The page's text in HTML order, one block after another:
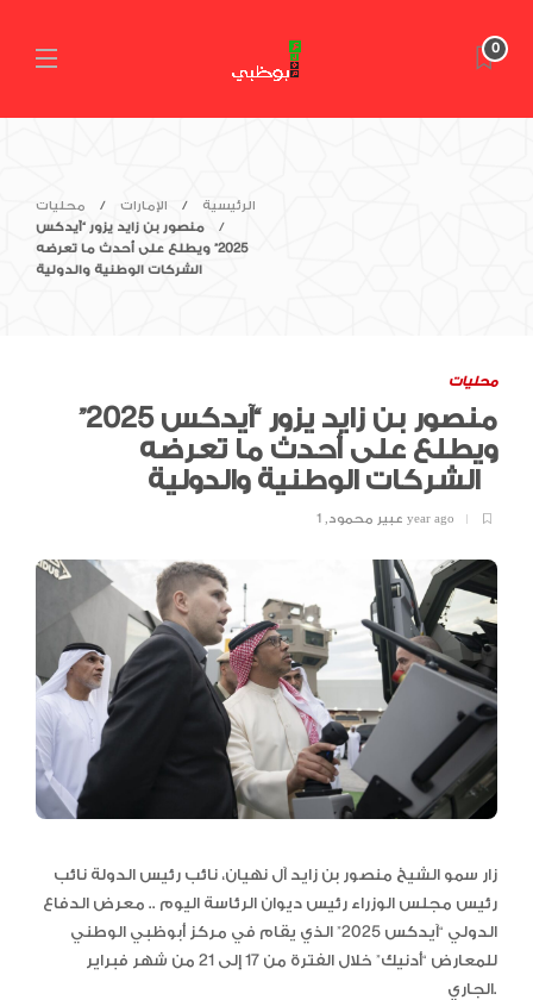
0
الرئيسية الإمارات
محليات
منصور بن زايد يزور “آيدكس
2025” ويطلع على أحدث ما تعرضه
الشركات الوطنية والدولية
محليات
منصور بن زايد يزور “آيدكس 2025”
ويطلع على أحدث ما تعرضه
عبير محمود, 1 year ago
زار سمو الشيخ منصور بن زايد آل نهيان، نائب رئيس الدولة نائب
رئيس مجلس الوزراء رئيس ديوان الرئاسة اليوم .. معرض الدفاع
الدولي “آيدكس 2025” الذي يقام في مركز أبوظبي الوطني
للمعارض “أدنيك” خلال الفترة من 17 إلى 21 من شهر فبراير
الجاري.